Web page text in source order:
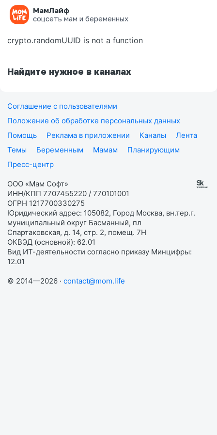
МамЛайф
соцсеть мам и беременных
Ошибка на странице
crypto.randomUUID is not a function
Найдите нужное в каналах
Соглашение с пользователями
Положение об обработке персональных данных
Помощь
Реклама в приложении Каналы
Лента
Темы
Беременным Мамам
Планирующим
Пресс-центр
ООО «Мам Софт»
ИНН/КПП 7707455220 / 770101001
ОГРН 1217700330275
Юридический адрес: 105082, Город Москва, вн.тер.г.
муниципальный округ Басманный, пл
Спартаковская, д. 14, стр. 2, помещ. 7Н
ОКВЭД (основной): 62.01
Вид ИТ-деятельности согласно приказу Минцифры:
12.01
© 2014—2026 · contact@mom.life